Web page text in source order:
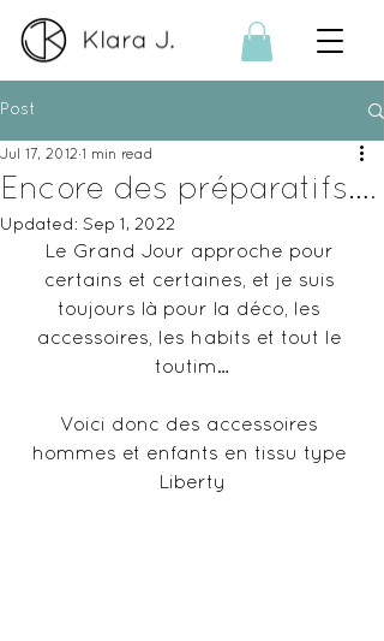
Post
Encore des préparatifs….
Jul 17, 2012 1 min read
Updated: Sep 1, 2022
Le Grand Jour approche pour
certains et certaines, et je suis
toujours là pour la déco, les
accessoires, les habits et tout le
toutim…
Voici donc des accessoires
hommes et enfants en tissu type
Liberty